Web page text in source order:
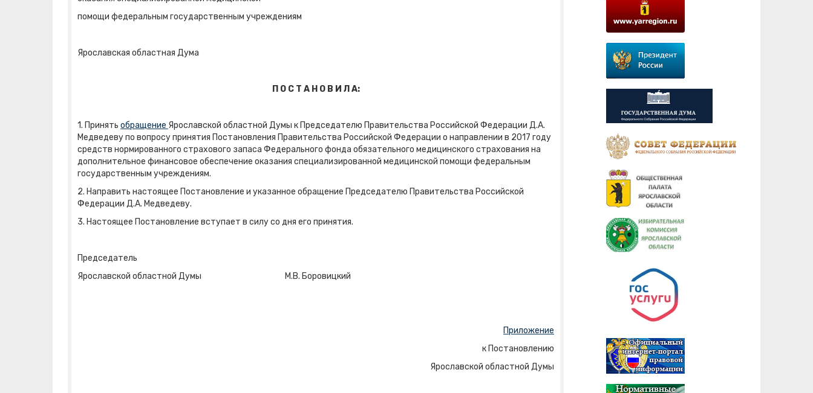
помощи федеральным государственным учреждениям
Ярославская областная Дума
П О С Т А Н О В И Л А:
1. Принять обращение Ярославской областной Думы к Председателю Правительства Российской Федерации Д.А.
Медведеву по вопросу принятия Постановления Правительства Российской Федерации о направлении в 2017 году
средств нормированного страхового запаса Федерального фонда обязательного медицинского страхования на
дополнительное финансовое обеспечение оказания специализированной медицинской помощи федеральным
государственным учреждениям.
2. Направить настоящее Постановление и указанное обращение Председателю Правительства Российской
Федерации Д.А. Медведеву.
3. Настоящее Постановление вступает в силу со дня его принятия.
Председатель
Ярославской областной Думы М.В. Боровицкий
Приложение
к Постановлению
Ярославской областной Думы